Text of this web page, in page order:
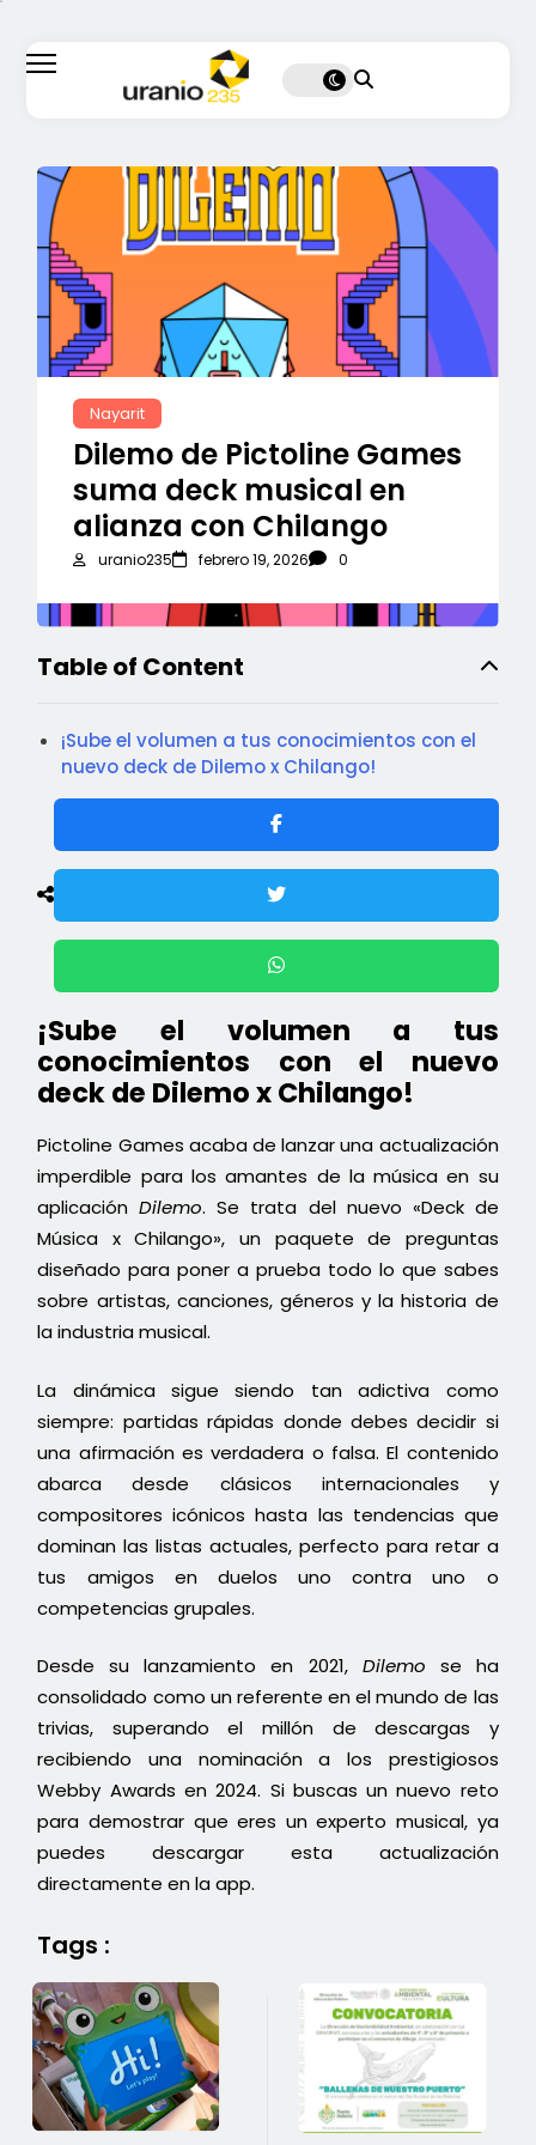
Nayarit
Dilemo de Pictoline Games
suma deck musical en
alianza con Chilango
uranio235 febrero 19, 2026 0
Table of Content
¡Sube el volumen a tus conocimientos con el
nuevo deck de Dilemo x Chilango!
¡Sube el volumen a tus
conocimientos con el nuevo
deck de Dilemo x Chilango!
Pictoline Games acaba de lanzar una actualización
imperdible para los amantes de la música en su
aplicaciónDilemo. Se trata del nuevo «Deck de
Música x Chilango», un paquete de preguntas
diseñado para poner a prueba todo lo que sabes
sobre artistas, canciones, géneros y la historia de
la industria musical.
La dinámica sigue siendo tan adictiva como
siempre: partidas rápidas donde debes decidir si
una afirmación es verdadera o falsa. El contenido
abarca desde clásicos internacionales y
compositores icónicos hasta las tendencias que
dominan las listas actuales, perfecto para retar a
tus amigos en duelos uno contra uno o
competencias grupales.
Desde su lanzamiento en 2021, Dilemo se ha
consolidado como un referente en el mundo de las
trivias, superando el millón de descargas y
recibiendo una nominación a los prestigiosos
Webby Awards en 2024. Si buscas un nuevo reto
para demostrar que eres un experto musical, ya
puedes descargar esta actualización
directamente en la app.
Tags :